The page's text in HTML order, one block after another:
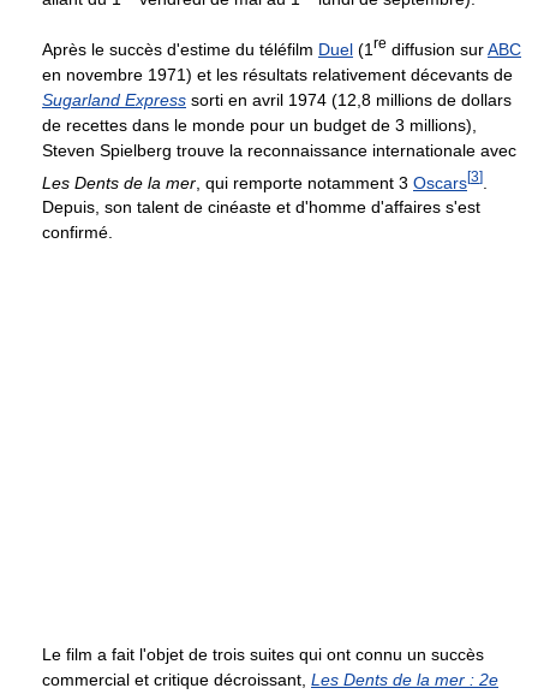
Après le succès d'estime du téléfilm Duel (1 re diffusion surABC
en novembre 1971) et les résultats relativement décevants de
Sugarland Express sorti en avril 1974 (12,8 millions de dollars
de recettes dans le monde pour un budget de 3 millions),
Steven Spielberg trouve la reconnaissance internationale avec
Les Dents de la mer , qui remporte notamment 3 Oscars[3]
Depuis, son talent de cinéaste et d'homme d'affaires s'est
confirmé.
Le film a fait l'objet de trois suites qui ont connu un succès
commercial et critique décroissant, Les Dents de la mer : 2e